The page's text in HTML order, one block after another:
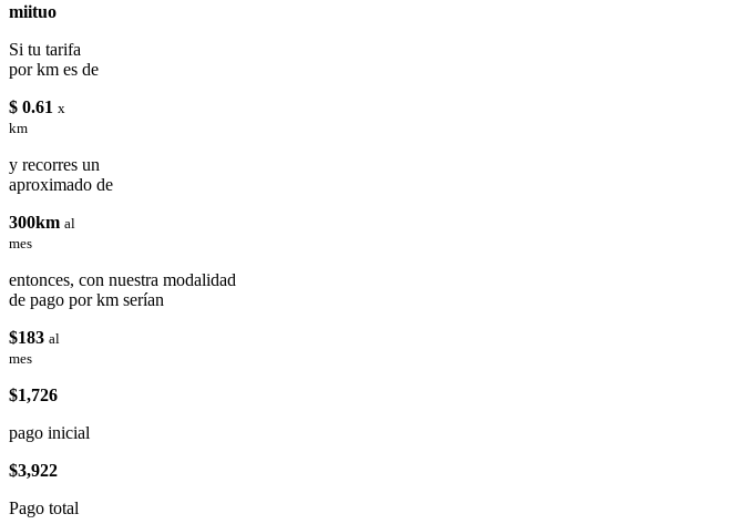
miituo
Si tu tarifa
por km es de
$ 0.61 x
km
y recorres un
aproximado de
300km al
mes
entonces, con nuestra modalidad
de pago por km serían
$183 al
mes
$1,726
pago inicial
$3,922
Pago total